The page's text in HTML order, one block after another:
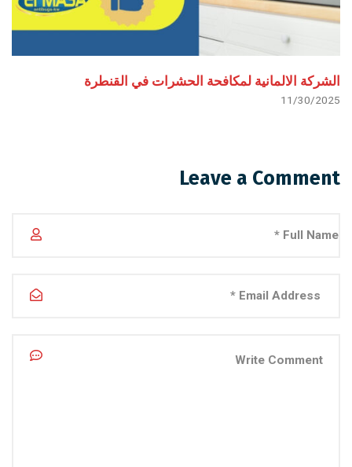
الشركة الالمانية لمكافحة الحشرات في القنطرة
11/30/2025
Leave a Comment